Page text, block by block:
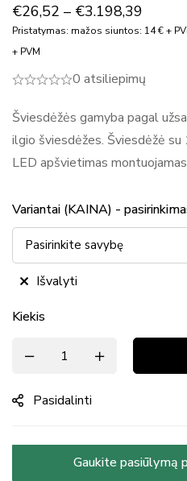
€26,52 – €3.198,39
Pristatymas: mažos siuntos: 14 € +
+ PVM
0 atsiliepimų
Šviesdėžės gamyba pagal
ilgio šviesdėžes. Šviesdėžė
LED apšvietimas
Variantai (KAINA) -
Išvalyti
Kiekis
Pasidalinti
Gaukite pasiūlymą